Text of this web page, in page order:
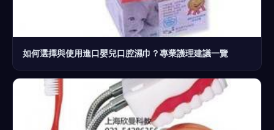
如何選擇與使用進口嬰兒口腔濕巾？專業護理建議一覽